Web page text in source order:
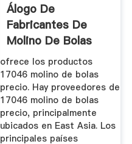
Álogo De
Fabricantes De
Molino De Bolas
Precio De Alta ...
ofrece los productos
17046 molino de bolas
precio. Hay proveedores de
17046 molino de bolas
precio, principalmente
ubicados en East Asia. Los
principales países